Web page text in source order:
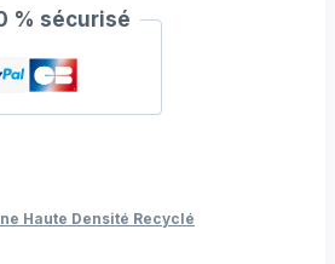
% sécurisé
Haute Densité Recyclé